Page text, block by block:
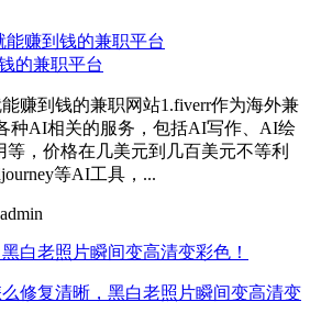
的兼职平台
赚到钱的兼职网站1.fiverr作为海外兼
种AI相关的服务，包括AI写作、AI绘
等，价格在几美元到几百美元不等利
等AI工具，...
admin
白老照片瞬间变高清变彩色！